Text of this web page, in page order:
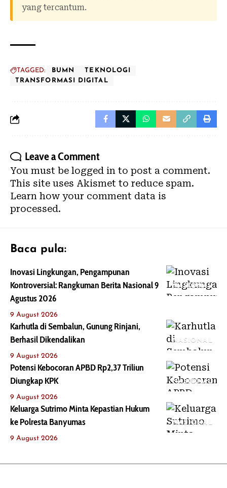
yang tercantum.
TAGGED: BUMN
TEKNOLOGI
TRANSFORMASI DIGITAL
Leave a Comment
You must be logged in to post a comment.
This site uses Akismet to reduce spam.
Learn how your comment data is
processed.
Baca pula:
NASIONAL
Inovasi Lingkungan, Pengampunan
Kontroversial: Rangkuman Berita Nasional 9
Agustus 2026
9 August 2026
NASIONAL
Karhutla di Sembalun, Gunung Rinjani,
Berhasil Dikendalikan
9 August 2026
NASIONAL
Potensi Kebocoran APBD Rp2,37 Triliun
Diungkap KPK
9 August 2026
NASIONAL
Keluarga Sutrimo Minta Kepastian Hukum
ke Polresta Banyumas
9 August 2026